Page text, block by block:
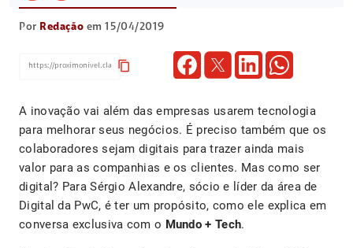
Por Redação em 15/04/2019
content_copy
A inovação vai além das empresas usarem tecnologia
para melhorar seus negócios. É preciso também que os
colaboradores sejam digitais para trazer ainda mais
valor para as companhias e os clientes. Mas como ser
digital? Para Sérgio Alexandre, sócio e líder da área de
Digital da PwC, é ter um propósito, como ele explica em
conversa exclusiva com o Mundo + Tech.